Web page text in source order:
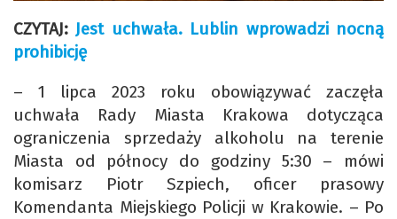
CZYTAJ: Jest uchwała. Lublin wprowadzi nocną
prohibicję
– 1 lipca 2023 roku obowiązywać zaczęła
uchwała Rady Miasta Krakowa dotycząca
ograniczenia sprzedaży alkoholu na terenie
Miasta od północy do godziny 5:30 – mówi
komisarz Piotr Szpiech, oficer prasowy
Komendanta Miejskiego Policji w Krakowie. – Po